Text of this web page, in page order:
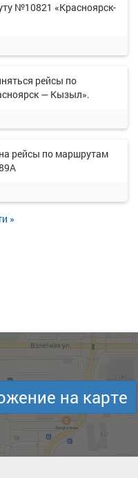
№10821 «Красноярск-
рейсы по
— Кызыл».
рейсы по маршрутам
»
на карте